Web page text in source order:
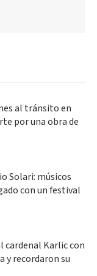
al tránsito en
por una obra de
Solari: músicos
con un festival
cardenal Karlic con
y recordaron su